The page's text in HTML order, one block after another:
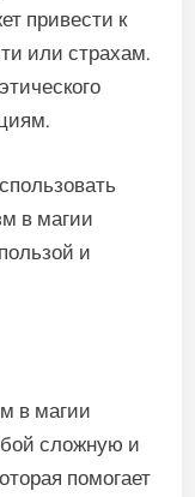
привести к
или страхам.
в магии
и
в магии
сложную и
помогает